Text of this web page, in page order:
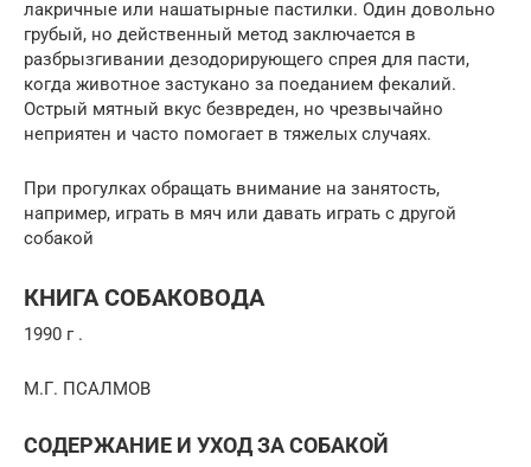
лакричные или нашатырные пастилки. Один довольно
грубый, но действенный метод заключается в
разбрызгивании дезодорирующего спрея для пасти,
когда животное застукано за поеданием фекалий.
Острый мятный вкус безвреден, но чрезвычайно
неприятен и часто помогает в тяжелых случаях.
При прогулках обращать внимание на занятость,
например, играть в мяч или давать играть с другой
собакой
КНИГА СОБАКОВОДА
1990 г .
М.Г. ПСАЛМОВ
СОДЕРЖАНИЕ И УХОД ЗА СОБАКОЙ